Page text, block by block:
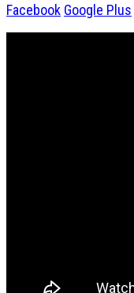
Facebook Google Plus